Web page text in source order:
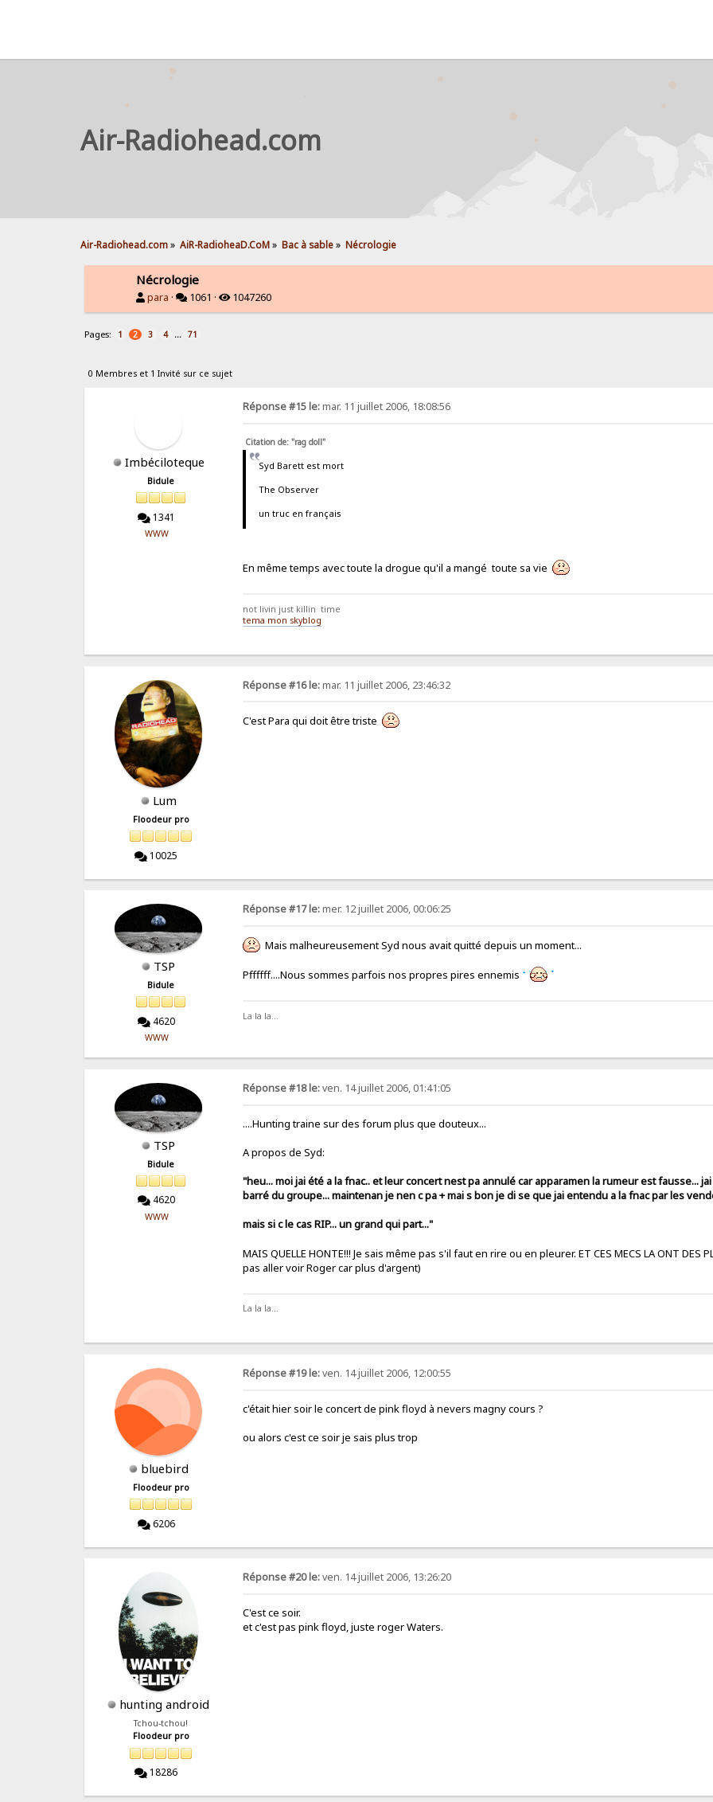
Air-Radiohead.com
Air-Radiohead.com» AiR-RadioheaD.CoM» Bac à sable» Nécrologie
Nécrologie
para · 1061 · 1047260
Pages: 1 2 3 4 ... 71
0 Membres et 1 Invité sur ce sujet
Imbéciloteque
Bidule
1341
WWW
Réponse #15 le:mar. 11 juillet 2006, 18:08:56
Citation de: "rag doll"
Syd Barett est mort
The Observer
un truc en français
En même temps avec toute la drogue qu'il a mangé toute sa vie
not livin just killin time
tema mon skyblog
Lum
Floodeur pro
10025
Réponse #16 le:mar. 11 juillet 2006, 23:46:32
C'est Para qui doit être triste
TSP
Bidule
4620
WWW
Réponse #17 le:mer. 12 juillet 2006, 00:06:25
Mais malheureusement Syd nous avait quitté depuis un moment...
Pffffff....Nous sommes parfois nos propres pires ennemis
La la la...
TSP
Bidule
4620
WWW
Réponse #18 le:ven. 14 juillet 2006, 01:41:05
....Hunting traine sur des forum plus que douteux...
A propos de Syd:
"heu... moi jai été a la fnac.. et leur concert nest pa annulé car apparamen la rumeur est fausse...
barré du groupe... maintenan je nen c pa + mai s bon je di se que jai entendu a la fnac par les
mais si c le cas RIP... un grand qui part..."
MAIS QUELLE HONTE!!! Je sais même pas s'il faut en rire ou en pleurer. ET CES MECS LA ONT DES
pas aller voir Roger car plus d'argent)
La la la...
bluebird
Floodeur pro
6206
Réponse #19 le:ven. 14 juillet 2006, 12:00:55
c'était hier soir le concert de pink floyd à nevers magny cours ?
ou alors c'est ce soir je sais plus trop
hunting android
Tchou-tchou!
Floodeur pro
18286
Réponse #20 le:ven. 14 juillet 2006, 13:26:20
C'est ce soir.
et c'est pas pink floyd, juste roger Waters.